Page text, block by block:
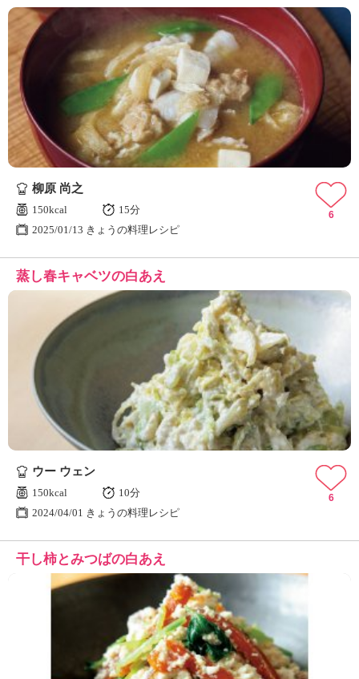
柳原 尚之
150kcal
15分
2025/01/13 きょうの料理レシピ
6
蒸し春キャベツの白あえ
ウー ウェン
150kcal
10分
2024/04/01 きょうの料理レシピ
6
干し柿とみつばの白あえ